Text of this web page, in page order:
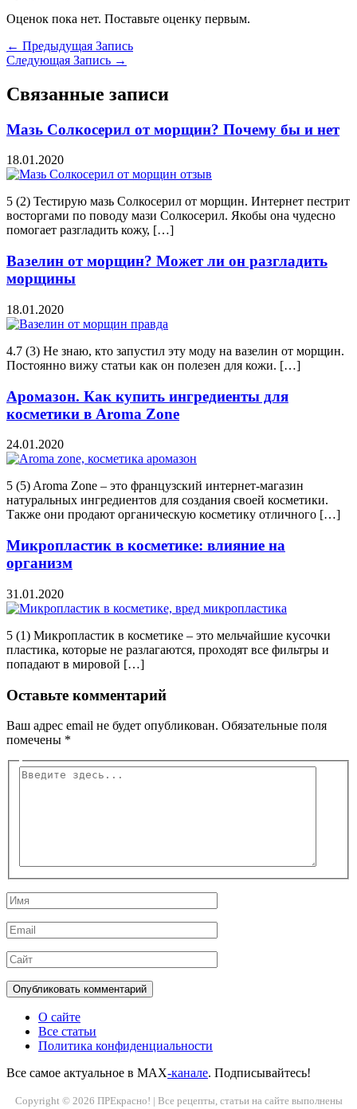
Оценок пока нет. Поставьте оценку первым.
← Предыдущая Запись
Следующая Запись →
Связанные записи
Мазь Солкосерил от морщин? Почему бы и нет
18.01.2020
5 (2) Тестирую мазь Солкосерил от морщин. Интернет пестрит
восторгами по поводу мази Солкосерил. Якобы она чудесно
помогает разгладить кожу, […]
Вазелин от морщин? Может ли он разгладить
морщины
18.01.2020
4.7 (3) Не знаю, кто запустил эту моду на вазелин от морщин.
Постоянно вижу статьи как он полезен для кожи. […]
Аромазон. Как купить ингредиенты для
косметики в Aroma Zone
24.01.2020
5 (5) Aroma Zone – это французский интернет-магазин
натуральных ингредиентов для создания своей косметики.
Также они продают органическую косметику отличного […]
Микропластик в косметике: влияние на
организм
31.01.2020
5 (1) Микропластик в косметике – это мельчайшие кусочки
пластика, которые не разлагаются, проходят все фильтры и
попадают в мировой […]
Оставьте комментарий
Ваш адрес email не будет опубликован. Обязательные поля
помечены *
Введите
Имя
Email
Сайт
О сайте
Все статьи
Политика конфиденциальности
Все самое актуальное в MAX-канале. Подписывайтесь!
Copyright © 2026 ПРЕкрасно! | Все рецепты, статьи на сайте выполнены